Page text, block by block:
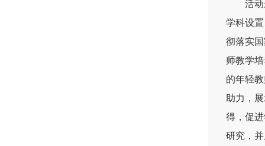
活
学科设
彻落实
师教学
的年轻
助力，
得，促
研究，